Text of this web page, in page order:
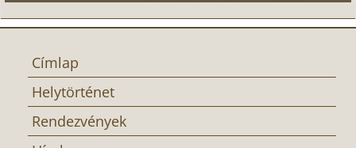
Címlap
Helytörténet
Rendezvények